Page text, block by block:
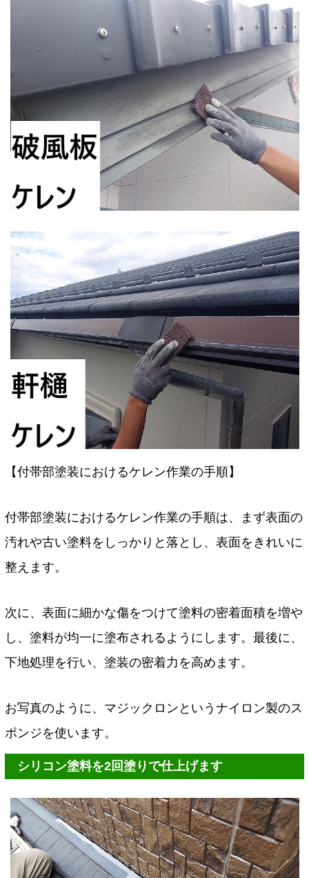
【付帯部塗装におけるケレン作業の手順】
付帯部塗装におけるケレン作業の手順は、まず表面の
汚れや古い塗料をしっかりと落とし、表面をきれいに
整えます。
次に、表面に細かな傷をつけて塗料の密着面積を増や
し、塗料が均一に塗布されるようにします。最後に、
下地処理を行い、塗装の密着力を高めます。
お写真のように、マジックロンというナイロン製のス
ポンジを使います。
シリコン塗料を2回塗りで仕上げます